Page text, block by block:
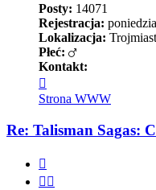
Posty: 14071
Rejestracja:
Lokalizacja:
Płeć:
Kontakt:
się
z
Valdi
Strona WWW
Re: Talisman Sagas: